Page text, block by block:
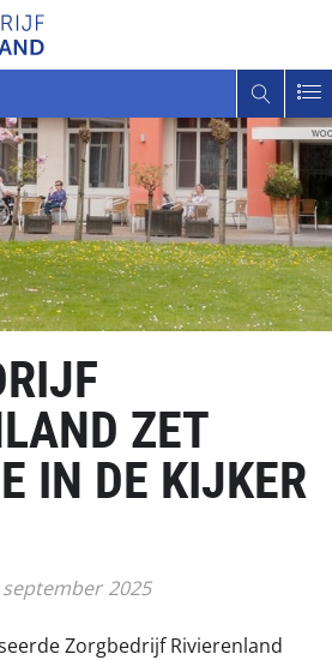
ZET
IN DE KIJKER
september 2025
Zorgbedrijf Rivierenland